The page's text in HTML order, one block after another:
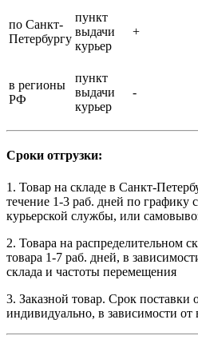
по Санкт-
Петербургу
пункт
выдачи
курьер
+
в регионы
РФ
пункт
выдачи
курьер
-
Сроки отгрузки:
1. Товар на складе в Санкт-
течение 1-3 раб. дней по графику
курьерской службы, или
2. Товара на распределительном
товара 1-7 раб. дней, в
склада и частоты перемещения
3. Заказной товар. Срок поставки
индивидуально, в зависимости от